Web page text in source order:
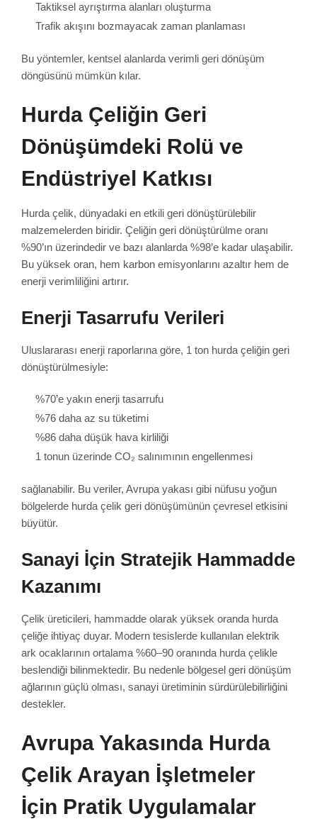
Taktiksel ayrıştırma alanları oluşturma
Trafik akışını bozmayacak zaman planlaması
Bu yöntemler, kentsel alanlarda verimli geri dönüşüm
döngüsünü mümkün kılar.
Hurda Çeliğin Geri
Dönüşümdeki Rolü ve
Endüstriyel Katkısı
Hurda çelik, dünyadaki en etkili geri dönüştürülebilir
malzemelerden biridir. Çeliğin geri dönüştürülme oranı
%90’ın üzerindedir ve bazı alanlarda %98’e kadar ulaşabilir.
Bu yüksek oran, hem karbon emisyonlarını azaltır hem de
enerji verimliliğini artırır.
Enerji Tasarrufu Verileri
Uluslararası enerji raporlarına göre, 1 ton hurda çeliğin geri
dönüştürülmesiyle:
%70’e yakın enerji tasarrufu
%76 daha az su tüketimi
%86 daha düşük hava kirliliği
1 tonun üzerinde CO₂ salınımının engellenmesi
sağlanabilir. Bu veriler, Avrupa yakası gibi nüfusu yoğun
bölgelerde hurda çelik geri dönüşümünün çevresel etkisini
büyütür.
Sanayi İçin Stratejik Hammadde
Kazanımı
Çelik üreticileri, hammadde olarak yüksek oranda hurda
çeliğe ihtiyaç duyar. Modern tesislerde kullanılan elektrik
ark ocaklarının ortalama %60–90 oranında hurda çelikle
beslendiği bilinmektedir. Bu nedenle bölgesel geri dönüşüm
ağlarının güçlü olması, sanayi üretiminin sürdürülebilirliğini
destekler.
Avrupa Yakasında Hurda
Çelik Arayan İşletmeler
İçin Pratik Uygulamalar